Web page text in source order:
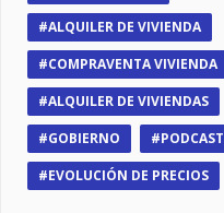
ALQUILER DE VIVIENDA
COMPRAVENTA VIVIENDA
ALQUILER DE VIVIENDAS
GOBIERNO
PODCAST
EVOLUCIÓN DE PRECIOS